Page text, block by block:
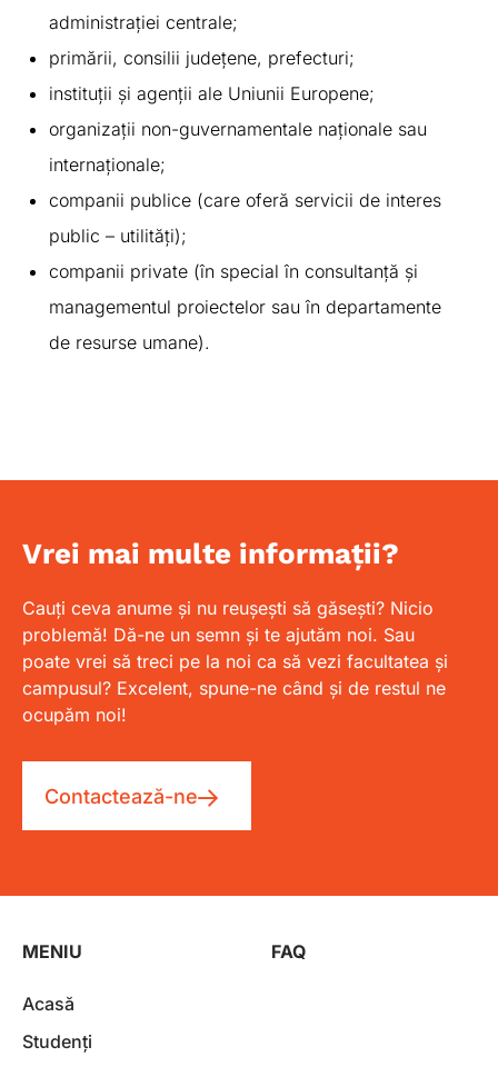
administrației centrale;
primării, consilii județene, prefecturi;
instituții și agenții ale Uniunii Europene;
organizații non-guvernamentale naționale sau
internaționale;
companii publice (care oferă servicii de interes
public – utilități);
companii private (în special în consultanță și
managementul proiectelor sau în departamente
de resurse umane).
Vrei mai multe informații?
Cauți ceva anume și nu reușești să găsești? Nicio
problemă! Dă-ne un semn și te ajutăm noi. Sau
poate vrei să treci pe la noi ca să vezi facultatea și
campusul? Excelent, spune-ne când și de restul ne
ocupăm noi!
Contactează-ne
MENIU
Acasă
Studenți
FAQ